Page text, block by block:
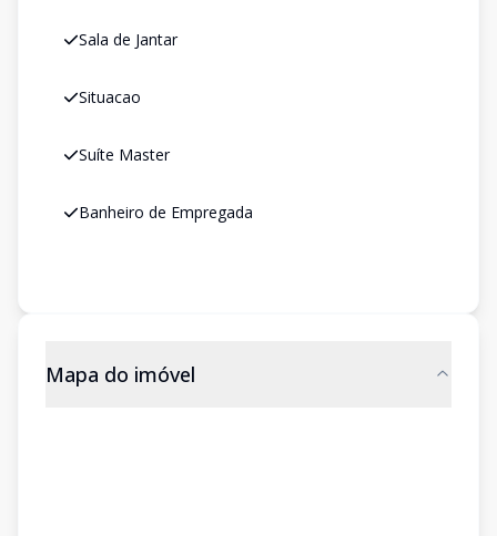
Sala de Jantar
Situacao
Suíte Master
Banheiro de Empregada
Mapa do imóvel